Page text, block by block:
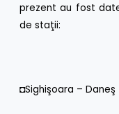
prezent au fost
de staţii:
◘Sighişoara –